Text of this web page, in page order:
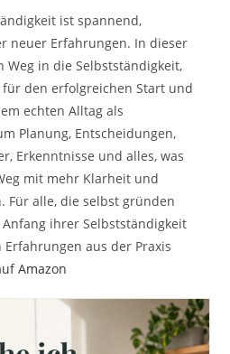
ist spannend,
neuer Erfahrungen. In dieser
Weg in die Selbstständigkeit,
den erfolgreichen Start und
echten Alltag als
Planung, Entscheidungen,
Erkenntnisse und alles, was
mit mehr Klarheit und
Für alle, die selbst gründen
ihrer Selbstständigkeit
aus der Praxis
Amazon